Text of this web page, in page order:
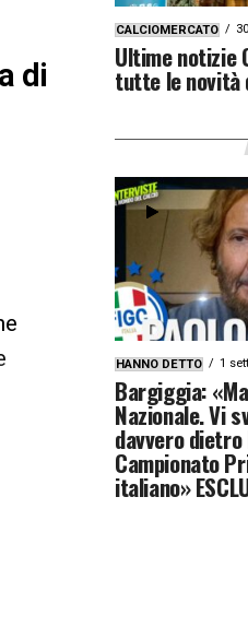
di
CALCIOMERCATO
Ultime notizie
tutte le novità
HANNO DETTO 1
Bargiggia:
Nazionale. Vi
davvero dietro
Campionato
italiano»